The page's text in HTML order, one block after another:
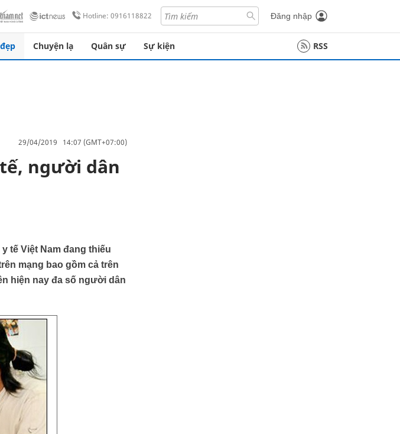
Hotline: 0916118822 Đăng nhập
Chuyện lạ Quân sự Sự kiện RSS
29/04/2019 14:07 (GMT+07:00)
người dân
tế Việt Nam đang thiếu
mạng bao gồm cả trên
hiện nay đa số người dân